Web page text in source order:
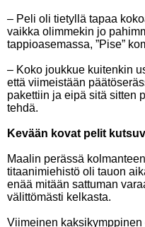
– Peli oli tietyllä tapaa
vaikka olimmekin jo
tappioasemassa, ”Pise”
– Koko joukkue kuitenkin
että viimeistään
pakettiin ja eipä sitä sitten
tehdä.
Kevään kovat pelit
Maalin perässä
titaanimiehistö oli tauon
enää mitään sattuman
välittömästi kelkasta.
Viimeinen